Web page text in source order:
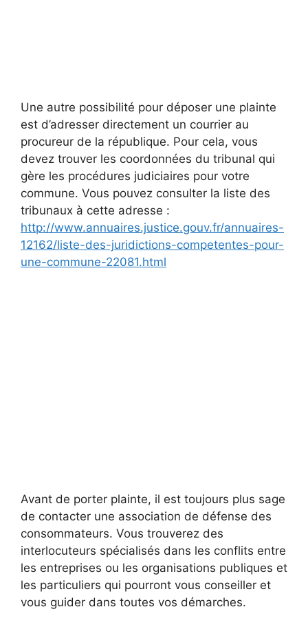
Une autre possibilité pour déposer une plainte
est d’adresser directement un courrier au
procureur de la république. Pour cela, vous
devez trouver les coordonnées du tribunal qui
gère les procédures judiciaires pour votre
commune. Vous pouvez consulter la liste des
tribunaux à cette adresse :
http://www.annuaires.justice.gouv.fr/annuaires-
12162/liste-des-juridictions-competentes-pour-
une-commune-22081.html
Avant de porter plainte, il est toujours plus sage
de contacter une association de défense des
consommateurs. Vous trouverez des
interlocuteurs spécialisés dans les conflits entre
les entreprises ou les organisations publiques et
les particuliers qui pourront vous conseiller et
vous guider dans toutes vos démarches.